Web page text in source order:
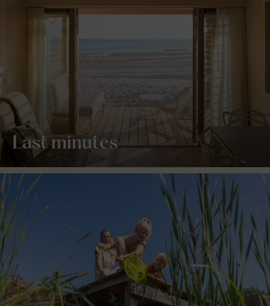
Last minutes